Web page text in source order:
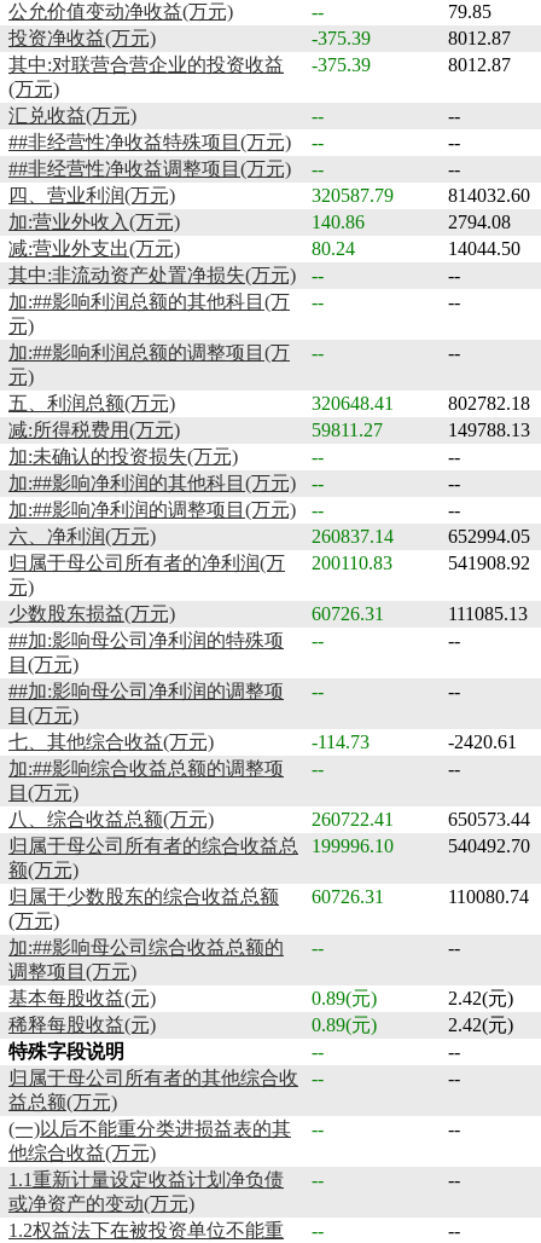
公允价值变动净收益(万元)
--
79.85
投资净收益(万元)
-375.39
8012.87
其中:对联营合营企业的投资收益
(万元)
-375.39 8012.87
汇兑收益(万元) --
--
##非经营性净收益特殊项目(万元)
--
--
##非经营性净收益调整项目(万元)
--
--
四、营业利润(万元)
320587.79
814032.60
加:营业外收入(万元)
140.86
2794.08
减:营业外支出(万元)
80.24
14044.50
其中:非流动资产处置净损失(万元)
--
--
加:##影响利润总额的其他科目(万
元)
-- --
加:##影响利润总额的调整项目(万
元)
-- --
五、利润总额(万元) 320648.41
802782.18
减:所得税费用(万元)
59811.27
149788.13
加:未确认的投资损失(万元)
--
--
加:##影响净利润的其他科目(万元)
--
--
加:##影响净利润的调整项目(万元)
--
--
六、净利润(万元)
260837.14
652994.05
归属于母公司所有者的净利润(万
元)
200110.83 541908.92
少数股东损益(万元) 60726.31
111085.13
##加:影响母公司净利润的特殊项
目(万元)
-- --
##加:影响母公司净利润的调整项
目(万元)
-- --
七、其他综合收益(万元) -114.73
-2420.61
加:##影响综合收益总额的调整项
目(万元)
-- --
八、综合收益总额(万元) 260722.41
650573.44
归属于母公司所有者的综合收益总
额(万元)
199996.10 540492.70
归属于少数股东的综合收益总额
(万元)
60726.31 110080.74
加:##影响母公司综合收益总额的
调整项目(万元)
-- --
基本每股收益(元) 0.89(元)
2.42(元)
稀释每股收益(元)
0.89(元)
2.42(元)
特殊字段说明
--
--
归属于母公司所有者的其他综合收
益总额(万元)
-- --
(一)以后不能重分类进损益表的其
他综合收益(万元)
-- --
1.1重新计量设定收益计划净负债
或净资产的变动(万元)
-- --
1.2权益法下在被投资单位不能重
-- --